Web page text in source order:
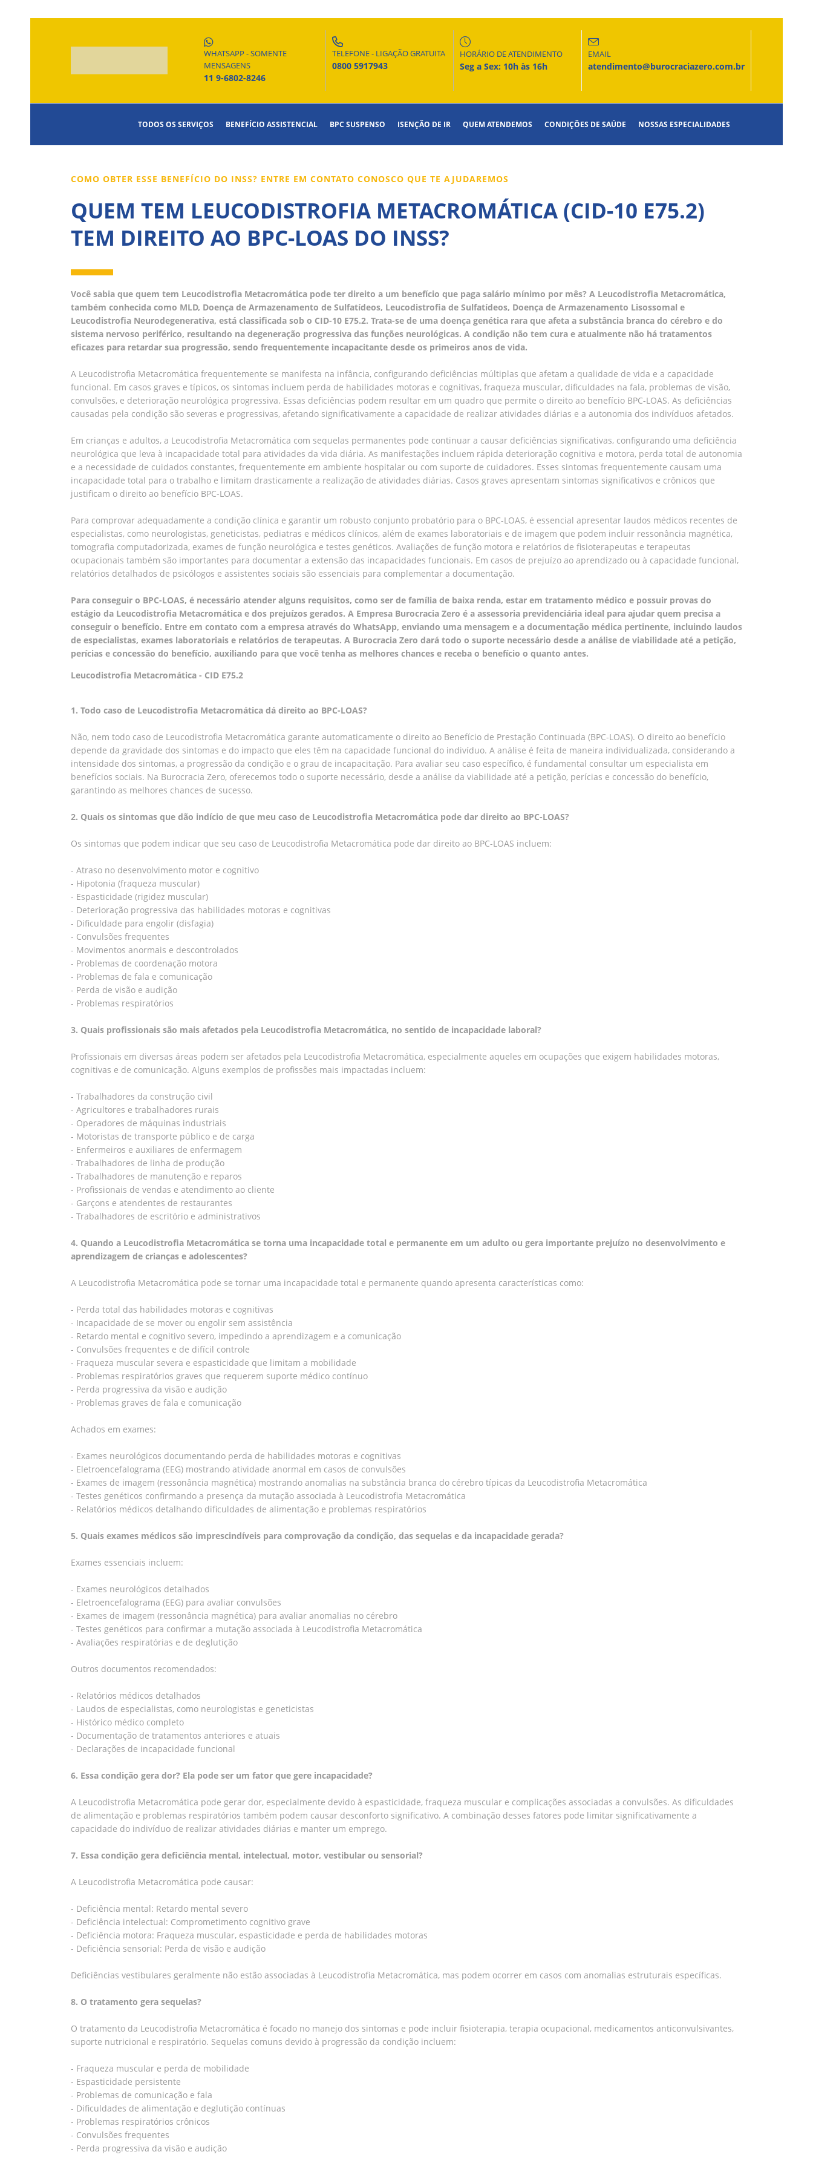
WHATSAPP - SOMENTE
MENSAGENS
11 9-6802-8246
TELEFONE - LIGAÇÃO GRATUITA
0800 5917943
HORÁRIO DE ATENDIMENTO
Seg a Sex: 10h às 16h
EMAIL
atendimento@burocraciazero.com.br
TODOS OS SERVIÇOS BENEFÍCIO ASSISTENCIAL BPC SUSPENSO ISENÇÃO DE IR QUEM ATENDEMOS CONDIÇÕES DE SAÚDE NOSSAS ESPECIALIDADES
COMO OBTER ESSE BENEFÍCIO DO INSS? ENTRE EM CONTATO CONOSCO QUE TE AJUDAREMOS
QUEM TEM LEUCODISTROFIA METACROMÁTICA (CID-10 E75.2)
TEM DIREITO AO BPC-LOAS DO INSS?
Você sabia que quem tem Leucodistrofia Metacromática pode ter direito a um benefício que paga salário mínimo por mês? A Leucodistrofia Metacromática,
também conhecida como MLD, Doença de Armazenamento de Sulfatídeos, Leucodistrofia de Sulfatídeos, Doença de Armazenamento Lisossomal e
Leucodistrofia Neurodegenerativa, está classificada sob o CID-10 E75.2. Trata-se de uma doença genética rara que afeta a substância branca do cérebro e do
sistema nervoso periférico, resultando na degeneração progressiva das funções neurológicas. A condição não tem cura e atualmente não há tratamentos
eficazes para retardar sua progressão, sendo frequentemente incapacitante desde os primeiros anos de vida.
A Leucodistrofia Metacromática frequentemente se manifesta na infância, configurando deficiências múltiplas que afetam a qualidade de vida e a capacidade
funcional. Em casos graves e típicos, os sintomas incluem perda de habilidades motoras e cognitivas, fraqueza muscular, dificuldades na fala, problemas de visão,
convulsões, e deterioração neurológica progressiva. Essas deficiências podem resultar em um quadro que permite o direito ao benefício BPC-LOAS. As deficiências
causadas pela condição são severas e progressivas, afetando significativamente a capacidade de realizar atividades diárias e a autonomia dos indivíduos afetados.
Em crianças e adultos, a Leucodistrofia Metacromática com sequelas permanentes pode continuar a causar deficiências significativas, configurando uma deficiência
neurológica que leva à incapacidade total para atividades da vida diária. As manifestações incluem rápida deterioração cognitiva e motora, perda total de autonomia
e a necessidade de cuidados constantes, frequentemente em ambiente hospitalar ou com suporte de cuidadores. Esses sintomas frequentemente causam uma
incapacidade total para o trabalho e limitam drasticamente a realização de atividades diárias. Casos graves apresentam sintomas significativos e crônicos que
justificam o direito ao benefício BPC-LOAS.
Para comprovar adequadamente a condição clínica e garantir um robusto conjunto probatório para o BPC-LOAS, é essencial apresentar laudos médicos recentes de
especialistas, como neurologistas, geneticistas, pediatras e médicos clínicos, além de exames laboratoriais e de imagem que podem incluir ressonância magnética,
tomografia computadorizada, exames de função neurológica e testes genéticos. Avaliações de função motora e relatórios de fisioterapeutas e terapeutas
ocupacionais também são importantes para documentar a extensão das incapacidades funcionais. Em casos de prejuízo ao aprendizado ou à capacidade funcional,
relatórios detalhados de psicólogos e assistentes sociais são essenciais para complementar a documentação.
Para conseguir o BPC-LOAS, é necessário atender alguns requisitos, como ser de família de baixa renda, estar em tratamento médico e possuir provas do
estágio da Leucodistrofia Metacromática e dos prejuízos gerados. A Empresa Burocracia Zero é a assessoria previdenciária ideal para ajudar quem precisa a
conseguir o benefício. Entre em contato com a empresa através do WhatsApp, enviando uma mensagem e a documentação médica pertinente, incluindo laudos
de especialistas, exames laboratoriais e relatórios de terapeutas. A Burocracia Zero dará todo o suporte necessário desde a análise de viabilidade até a petição,
perícias e concessão do benefício, auxiliando para que você tenha as melhores chances e receba o benefício o quanto antes.
Leucodistrofia Metacromática - CID E75.2
1. Todo caso de Leucodistrofia Metacromática dá direito ao BPC-LOAS?
Não, nem todo caso de Leucodistrofia Metacromática garante automaticamente o direito ao Benefício de Prestação Continuada (BPC-LOAS). O direito ao benefício
depende da gravidade dos sintomas e do impacto que eles têm na capacidade funcional do indivíduo. A análise é feita de maneira individualizada, considerando a
intensidade dos sintomas, a progressão da condição e o grau de incapacitação. Para avaliar seu caso específico, é fundamental consultar um especialista em
benefícios sociais. Na Burocracia Zero, oferecemos todo o suporte necessário, desde a análise da viabilidade até a petição, perícias e concessão do benefício,
garantindo as melhores chances de sucesso.
2. Quais os sintomas que dão indício de que meu caso de Leucodistrofia Metacromática pode dar direito ao BPC-LOAS?
Os sintomas que podem indicar que seu caso de Leucodistrofia Metacromática pode dar direito ao BPC-LOAS incluem:
- Atraso no desenvolvimento motor e cognitivo
- Hipotonia (fraqueza muscular)
- Espasticidade (rigidez muscular)
- Deterioração progressiva das habilidades motoras e cognitivas
- Dificuldade para engolir (disfagia)
- Convulsões frequentes
- Movimentos anormais e descontrolados
- Problemas de coordenação motora
- Problemas de fala e comunicação
- Perda de visão e audição
- Problemas respiratórios
3. Quais profissionais são mais afetados pela Leucodistrofia Metacromática, no sentido de incapacidade laboral?
Profissionais em diversas áreas podem ser afetados pela Leucodistrofia Metacromática, especialmente aqueles em ocupações que exigem habilidades motoras,
cognitivas e de comunicação. Alguns exemplos de profissões mais impactadas incluem:
- Trabalhadores da construção civil
- Agricultores e trabalhadores rurais
- Operadores de máquinas industriais
- Motoristas de transporte público e de carga
- Enfermeiros e auxiliares de enfermagem
- Trabalhadores de linha de produção
- Trabalhadores de manutenção e reparos
- Profissionais de vendas e atendimento ao cliente
- Garçons e atendentes de restaurantes
- Trabalhadores de escritório e administrativos
4. Quando a Leucodistrofia Metacromática se torna uma incapacidade total e permanente em um adulto ou gera importante prejuízo no desenvolvimento e
aprendizagem de crianças e adolescentes?
A Leucodistrofia Metacromática pode se tornar uma incapacidade total e permanente quando apresenta características como:
- Perda total das habilidades motoras e cognitivas
- Incapacidade de se mover ou engolir sem assistência
- Retardo mental e cognitivo severo, impedindo a aprendizagem e a comunicação
- Convulsões frequentes e de difícil controle
- Fraqueza muscular severa e espasticidade que limitam a mobilidade
- Problemas respiratórios graves que requerem suporte médico contínuo
- Perda progressiva da visão e audição
- Problemas graves de fala e comunicação
Achados em exames:
- Exames neurológicos documentando perda de habilidades motoras e cognitivas
- Eletroencefalograma (EEG) mostrando atividade anormal em casos de convulsões
- Exames de imagem (ressonância magnética) mostrando anomalias na substância branca do cérebro típicas da Leucodistrofia Metacromática
- Testes genéticos confirmando a presença da mutação associada à Leucodistrofia Metacromática
- Relatórios médicos detalhando dificuldades de alimentação e problemas respiratórios
5. Quais exames médicos são imprescindíveis para comprovação da condição, das sequelas e da incapacidade gerada?
Exames essenciais incluem:
- Exames neurológicos detalhados
- Eletroencefalograma (EEG) para avaliar convulsões
- Exames de imagem (ressonância magnética) para avaliar anomalias no cérebro
- Testes genéticos para confirmar a mutação associada à Leucodistrofia Metacromática
- Avaliações respiratórias e de deglutição
Outros documentos recomendados:
- Relatórios médicos detalhados
- Laudos de especialistas, como neurologistas e geneticistas
- Histórico médico completo
- Documentação de tratamentos anteriores e atuais
- Declarações de incapacidade funcional
6. Essa condição gera dor? Ela pode ser um fator que gere incapacidade?
A Leucodistrofia Metacromática pode gerar dor, especialmente devido à espasticidade, fraqueza muscular e complicações associadas a convulsões. As dificuldades
de alimentação e problemas respiratórios também podem causar desconforto significativo. A combinação desses fatores pode limitar significativamente a
capacidade do indivíduo de realizar atividades diárias e manter um emprego.
7. Essa condição gera deficiência mental, intelectual, motor, vestibular ou sensorial?
A Leucodistrofia Metacromática pode causar:
- Deficiência mental: Retardo mental severo
- Deficiência intelectual: Comprometimento cognitivo grave
- Deficiência motora: Fraqueza muscular, espasticidade e perda de habilidades motoras
- Deficiência sensorial: Perda de visão e audição
Deficiências vestibulares geralmente não estão associadas à Leucodistrofia Metacromática, mas podem ocorrer em casos com anomalias estruturais específicas.
8. O tratamento gera sequelas?
O tratamento da Leucodistrofia Metacromática é focado no manejo dos sintomas e pode incluir fisioterapia, terapia ocupacional, medicamentos anticonvulsivantes,
suporte nutricional e respiratório. Sequelas comuns devido à progressão da condição incluem:
- Fraqueza muscular e perda de mobilidade
- Espasticidade persistente
- Problemas de comunicação e fala
- Dificuldades de alimentação e deglutição contínuas
- Problemas respiratórios crônicos
- Convulsões frequentes
- Perda progressiva da visão e audição